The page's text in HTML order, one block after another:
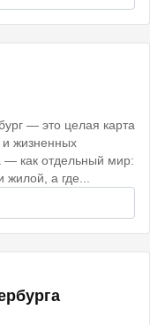
— это целая карта
и жизненных
— как отдельный мир:
а где...